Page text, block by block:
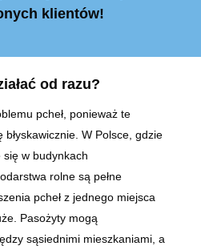
klientów!
od razu?
pcheł, ponieważ te
W Polsce, gdzie
w budynkach
rolne są pełne
pcheł z jednego miejsca
Pasożyty mogą
sąsiednimi mieszkaniami, a